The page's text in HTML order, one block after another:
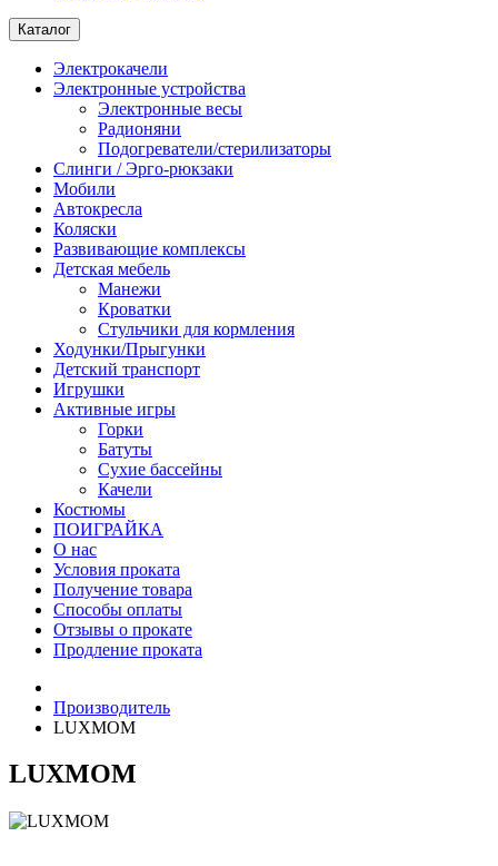
Каталог
Электрокачели
Электронные устройства
Электронные весы
Радионяни
Подогреватели/стерилизаторы
Слинги / Эрго-рюкзаки
Мобили
Автокресла
Коляски
Развивающие комплексы
Детская мебель
Манежи
Кроватки
Стульчики для кормления
Ходунки/Прыгунки
Детский транспорт
Игрушки
Активные игры
Горки
Батуты
Сухие бассейны
Качели
Костюмы
ПОИГРАЙКА
О нас
Условия проката
Получение товара
Способы оплаты
Отзывы о прокате
Продление проката
Производитель
LUXMOM
LUXMOM